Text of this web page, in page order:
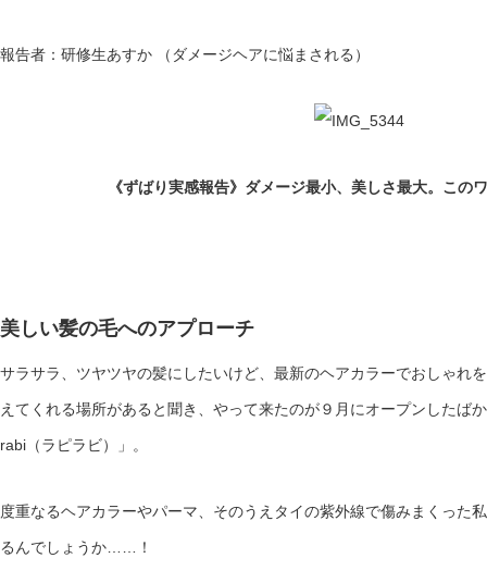
報告者：研修生あすか （ダメージヘアに悩まされる︎）
《ずばり実感報告》ダメージ最小、美しさ最大。この
美しい髪の毛へのアプローチ
サラサラ、ツヤツヤの髪にしたいけど、最新のヘアカラーでおしゃれ
えてくれる場所があると聞き、やって来たのが９月にオープンしたば
rabi（ラピラビ）」。
度重なるヘアカラーやパーマ、そのうえタイの紫外線で傷みまくった
るんでしょうか……！